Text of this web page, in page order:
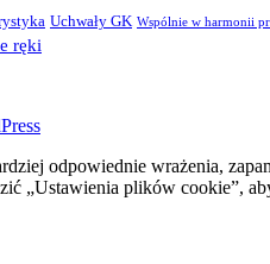
Uchwały GK Wspólnie w harmonii
ręki
odpowiednie wrażenia,
„Ustawienia plików cookie”,